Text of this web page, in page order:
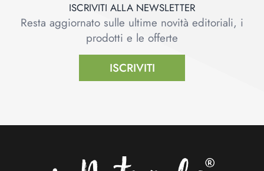
ISCRIVITI ALLA NEWSLETTER
Resta aggiornato sulle ultime novità editoriali, i
prodotti e le offerte
ISCRIVITI